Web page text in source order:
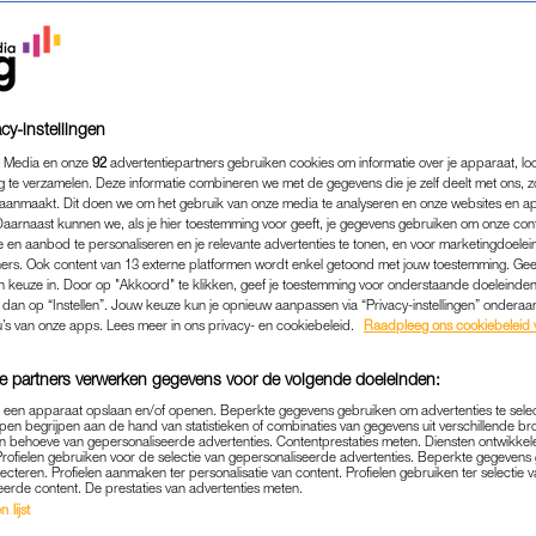
VEROORDEELD,
LINDA IS HET BOEK
NIET DICHT
PERSOONLIJK |INTERVIEW
17-11-2021 | DAPHNE KEISLAIR
in de sekte van haar kungfuleraar René.
instellingen
en onze 92 advertentiepartners gebruiken cookies om informatie over je apparaat,
te verzamelen. Deze informatie combineren we met de gegevens die je zelf deelt met ons,
Dit doen we om het gebruik van onze media te analyseren en onze websites en
kunnen we, als je hier toestemming voor geeft, je gegevens gebruiken om onze
en aanbod te personaliseren en je relevante advertenties te tonen, en voor
Ook content van 13 externe platformen wordt enkel getoond met jouw toestemming.
keuze in. Door op "Akkoord" te klikken, geef je toestemming voor onderstaande
op “Instellen”. Jouw keuze kun je opnieuw aanpassen via “Privacy-instellingen”
van onze apps. Lees meer in ons privacy- en cookiebeleid.
Raadpleeg ons cookiebeleid
partners verwerken gegevens voor de volgende doeleinden:
apparaat opslaan en/of openen. Beperkte gegevens gebruiken om advertenties te
begrijpen aan de hand van statistieken of combinaties van gegevens uit verschillende
behoeve van gepersonaliseerde advertenties. Contentprestaties meten. Diensten
gebruiken voor de selectie van gepersonaliseerde advertenties. Beperkte
Profielen aanmaken ter personalisatie van content. Profielen gebruiken ter selectie
content. De prestaties van advertenties meten.
lijst